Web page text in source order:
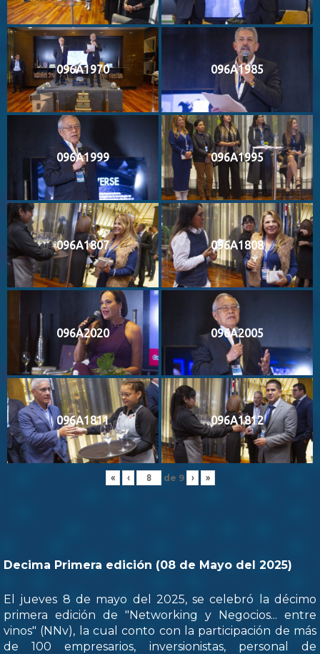
096A1970 096A1985
096A1999 096A1995
096A1807 096A1808
096A2020 096A2005
096A1811 096A1812
« ‹ de 9 › »
Decima Primera edición (08 de Mayo del 2025)
El jueves 8 de mayo del 2025, se celebró la décimo
primera edición de "Networking y Negocios... entre
vinos" (NNv), la cual conto con la participación de más
de 100 empresarios, inversionistas, personal de